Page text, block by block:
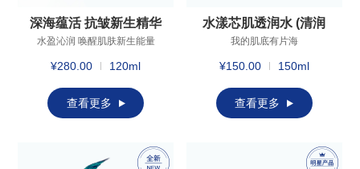
深海蕴活 抗皱新生精华
水
水盈沁润 唤醒肌肤新生能量
¥280.00 120ml
查看更多
水漾芯肌透润水 (清润
型）
我的肌底有片海
¥150.00 150ml
查看更多